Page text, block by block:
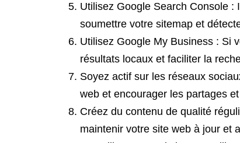
Utilisez Google Search Console
soumettre votre sitemap et
Utilisez Google My Business : Si
résultats locaux et faciliter la
Soyez actif sur les réseaux
web et encourager les partages
Créez du contenu de qualité
maintenir votre site web à jour et